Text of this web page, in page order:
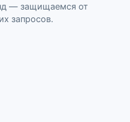
— защищаемся от
запросов.